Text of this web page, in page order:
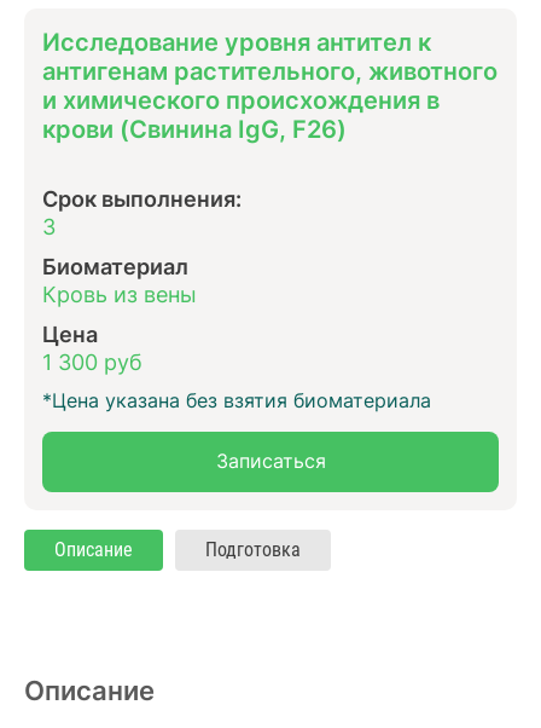
Исследование уровня антител к
антигенам растительного, животного
и химического происхождения в
крови (Свинина IgG, F26)
Срок выполнения:
3
Биоматериал
Кровь из вены
Цена
1 300 руб
*Цена указана без взятия биоматериала
Записаться
Описание Подготовка
Описание